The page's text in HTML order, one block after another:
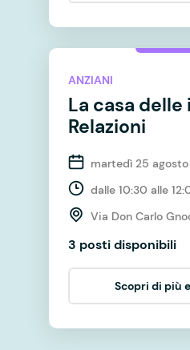
ANZIANI
La casa
Relazioni
martedì 25
dalle 10:30 alle
Via Don Carlo
3 posti disponibili
Scopri di più